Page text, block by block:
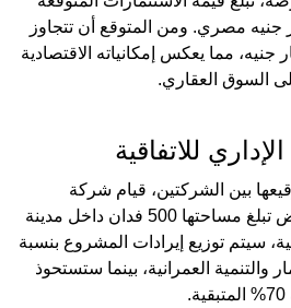
حوالي 110 مليار جنيه مصري. ومن المتوقع أن تتجاوز
المشروع 200 مليار جنيه، مما يعكس إمكانياته الاقتصادية
السوق العقاري.
للاتفاقية
بين الشركتين، قيام شركة
"سوديك" بتطوير قطعة أرض تبلغ مساحتها 500 فدان داخل مدينة
سيتم توزيع إيرادات المشروع بنسبة
والتنمية العمرانية، بينما ستستحوذ